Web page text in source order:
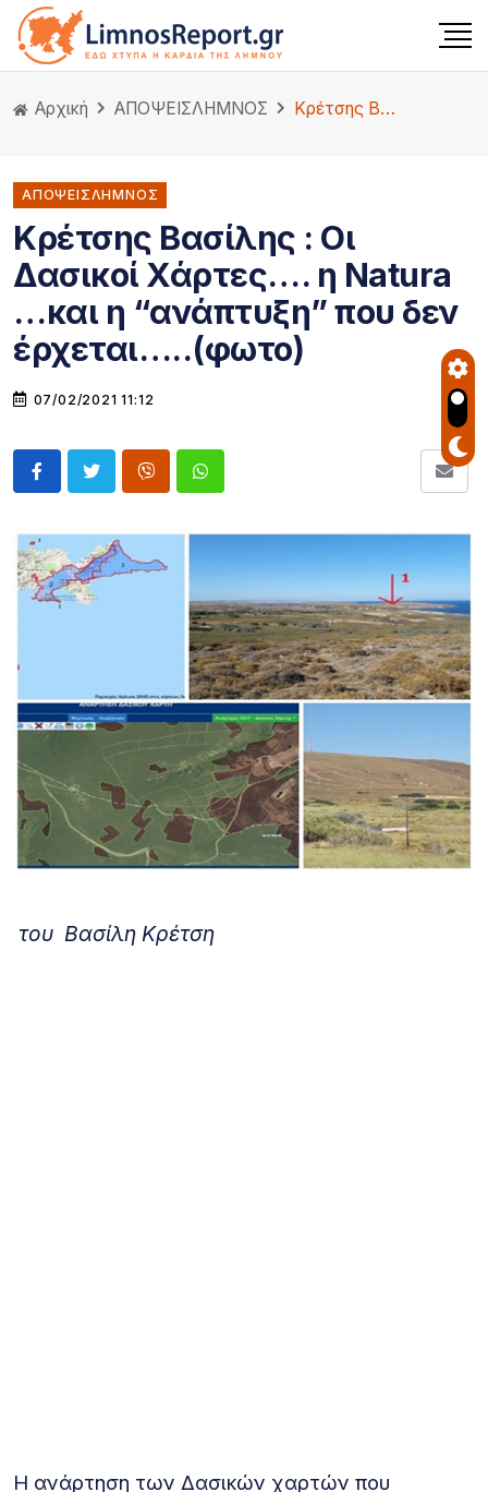
Αρχική ΑΠΟΨΕΙΣΛΗΜΝΟΣ Κρέτσης Βασίλης : Οι Δασικοί Χάρτες…. η Natura …και η “ανάπτυξη” που δεν έρχεται…..(φωτο)
ΑΠΟΨΕΙΣΛΗΜΝΟΣ
Κρέτσης Βασίλης : Οι
Δασικοί Χάρτες…. η Natura
…και η “ανάπτυξη” που δεν
έρχεται…..(φωτο)
07/02/2021 11:12
του Βασίλη Κρέτση
Η ανάρτηση των Δασικών χαρτών που